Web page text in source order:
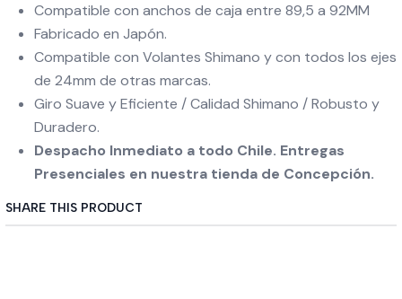
Compatible con anchos de caja entre 89,5 a 92MM
Fabricado en Japón.
Compatible con Volantes Shimano y con todos los ejes
de 24mm de otras marcas.
Giro Suave y Eficiente / Calidad Shimano / Robusto y
Duradero.
Despacho Inmediato a todo Chile. Entregas
Presenciales en nuestra tienda de Concepción.
SHARE THIS PRODUCT